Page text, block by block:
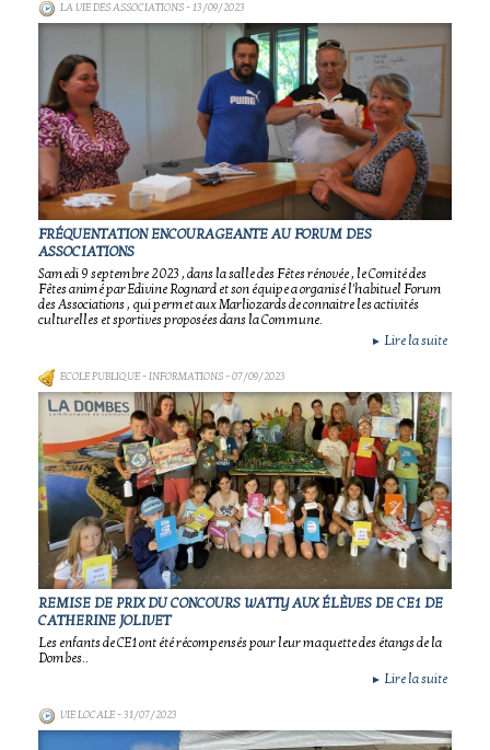
LA VIE DES ASSOCIATIONS- 13/09/2023
FRÉQUENTATION ENCOURAGEANTE AU FORUM DES
ASSOCIATIONS
Samedi 9 septembre 2023 , dans la salle des Fêtes rénovée , le Comité des
Fêtes animé par Edivine Rognard et son équipe a organisé l'habituel Forum
des Associations , qui permet aux Marliozards de connaitre les activités
culturelles et sportives proposées dans la Commune.
► Lire la suite
ECOLE PUBLIQUE - INFORMATIONS- 07/09/2023
REMISE DE PRIX DU CONCOURS WATTY AUX ÉLÈVES DE CE1 DE
CATHERINE JOLIVET
Les enfants de CE1 ont été récompensés pour leur maquette des étangs de la
Dombes..
► Lire la suite
VIE LOCALE- 31/07/2023